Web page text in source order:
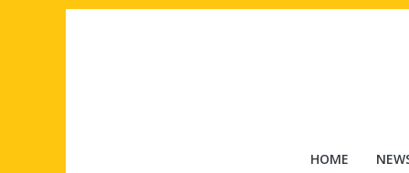
Tuttouomini
HOME